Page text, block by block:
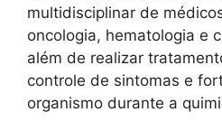
multidisciplinar de
oncologia, hematologia e
além de realizar
controle de sintomas e
organismo durante a